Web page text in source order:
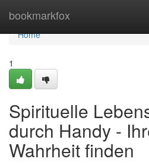
bookmarkfox
Home
Home
1
Spirituelle
durch Handy -
Wahrheit finden